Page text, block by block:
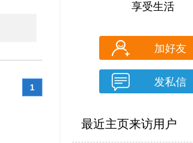
1
享受生活
加好友
发私信
最近主页来访用户